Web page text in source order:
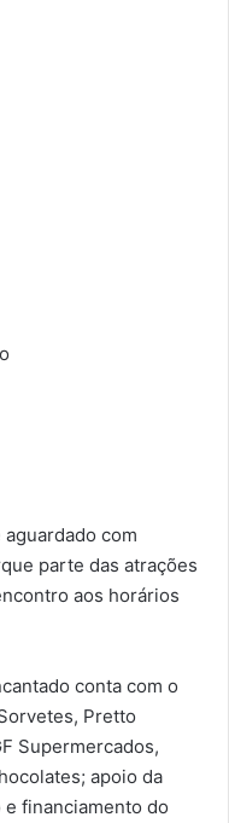
com
parte das atrações
aos horários
conta com o
Pretto
Supermercados,
apoio da
financiamento do